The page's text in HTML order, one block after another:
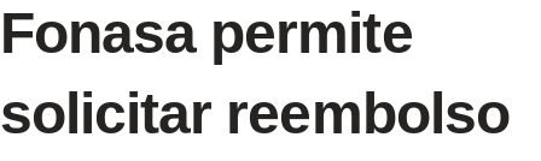
Fonasa permite
solicitar reembolso